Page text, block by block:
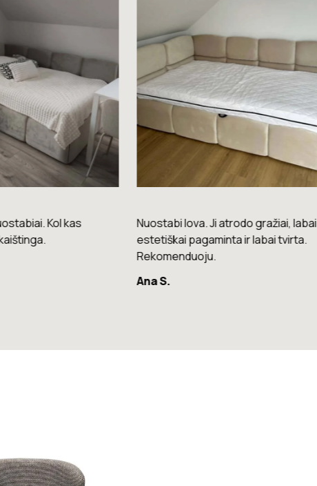
Kol kas
Nuostabi lova. Ji atrodo gražiai, labai
estetiškai pagaminta ir labai tvirta.
Rekomenduoju.
Ana S.